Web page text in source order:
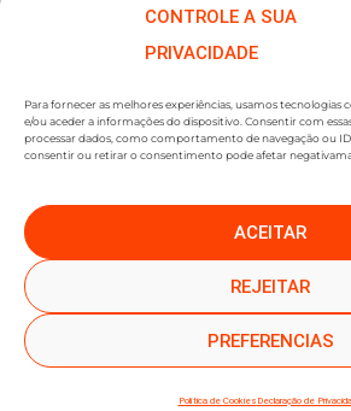
CONTROLE A SUA
PRIVACIDADE
Para fornecer as melhores experiências, usamos tecnologias
e/ou aceder a informações do dispositivo. Consentir com
processar dados, como comportamento de navegação ou
consentir ou retirar o consentimento pode afetar
ACEITAR
REJEITAR
PREFERENCIAS
Política de Cookies Declaração de
●SUBSCREVER